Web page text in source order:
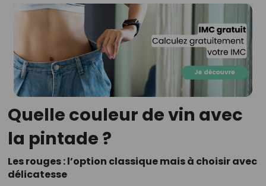
Quelle couleur de vin avec
la pintade ?
Les rouges : l’option classique mais à choisir avec
délicatesse